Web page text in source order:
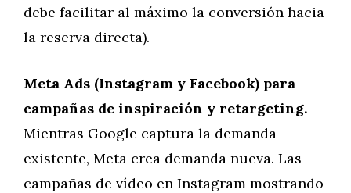
debe facilitar al máximo la conversión hacia
la reserva directa).
Meta Ads (Instagram y Facebook) para
campañas de inspiración y retargeting.
Mientras Google captura la demanda
existente, Meta crea demanda nueva. Las
campañas de vídeo en Instagram mostrando